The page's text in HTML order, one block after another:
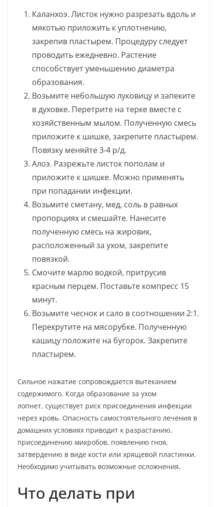
Каланхоэ. Листок нужно разрезать вдоль и
мякотью приложить к уплотнению,
закрепив пластырем. Процедуру следует
проводить ежедневно. Растение
способствует уменьшению диаметра
образования.
Возьмите небольшую луковицу и запеките
в духовке. Перетрите на терке вместе с
хозяйственным мылом. Полученную смесь
приложите к шишке, закрепите пластырем.
Повязку меняйте 3-4 р/д.
Алоэ. Разрежьте листок пополам и
приложите к шишке. Можно применять
при попадании инфекции.
Возьмите сметану, мед, соль в равных
пропорциях и смешайте. Нанесите
полученную смесь на жировик,
расположенный за ухом, закрепите
повязкой.
Смочите марлю водкой, притрусив
красным перцем. Поставьте компресс 15
минут.
Возьмите чеснок и сало в соотношении 2:1.
Перекрутите на мясорубке. Полученную
кашицу положите на бугорок. Закрепите
пластырем.
Сильное нажатие сопровождается вытеканием
содержимого. Когда образование за ухом
лопнет, существует риск присоединения инфекции
через кровь. Опасность самостоятельного лечения в
домашних условиях приводит к разрастанию,
присоединению микробов, появлению гноя,
затвердению в виде кости или хрящевой пластинки.
Необходимо учитывать возможные осложнения.
Что делать при